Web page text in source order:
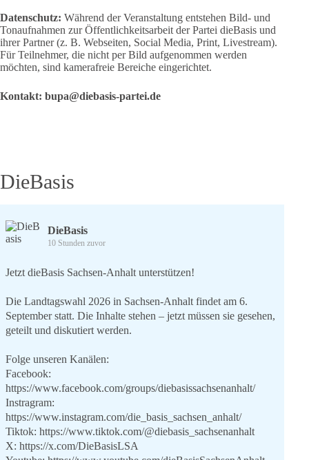
Datenschutz: Während der Veranstaltung entstehen Bild- und
Tonaufnahmen zur Öffentlichkeitsarbeit der Partei dieBasis und
ihrer Partner (z. B. Webseiten, Social Media, Print, Livestream).
Für Teilnehmer, die nicht per Bild aufgenommen werden
möchten, sind kamerafreie Bereiche eingerichtet.
Kontakt: bupa@diebasis-partei.de
DieBasis
DieBasis
10 Stunden zuvor
Jetzt dieBasis Sachsen-Anhalt unterstützen!
Die Landtagswahl 2026 in Sachsen-Anhalt findet am 6.
September statt. Die Inhalte stehen – jetzt müssen sie gesehen,
geteilt und diskutiert werden.
Folge unseren Kanälen:
Facebook:
https://www.facebook.com/groups/diebasissachsenanhalt/
Instragram:
https://www.instagram.com/die_basis_sachsen_anhalt/
Tiktok: https://www.tiktok.com/@diebasis_sachsenanhalt
X: https://x.com/DieBasisLSA